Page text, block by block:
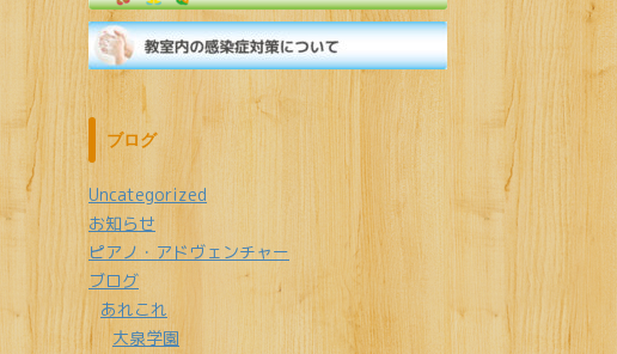
ブログ
Uncategorized
お知らせ
ピアノ・アドヴェンチャー
ブログ
あれこれ
大泉学園